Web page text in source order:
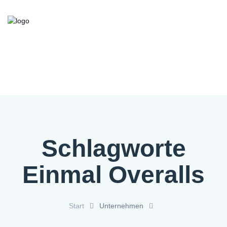
Schlagworte
Einmal Overalls
Start Unternehmen